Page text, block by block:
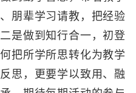
朋辈学习请教，把经验
是做到知行合一，初登
把所学所思转化为教学
思，更要学以致用、融